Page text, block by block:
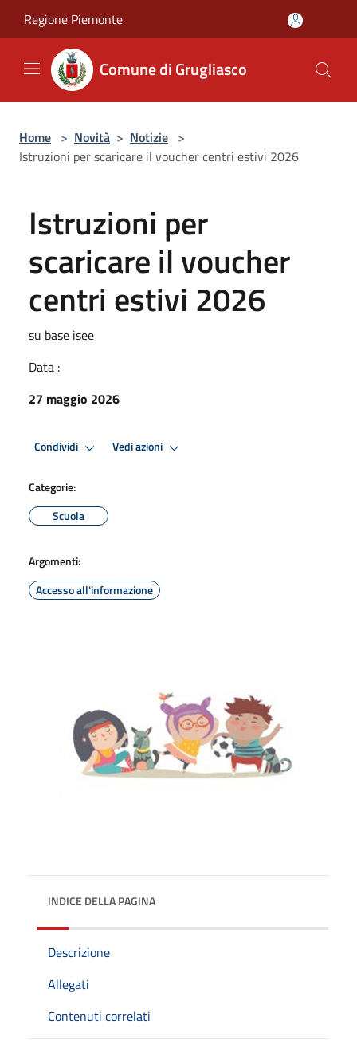
Regione Piemonte
Comune di Grugliasco
Home > Novità > Notizie >
Istruzioni per scaricare il voucher centri estivi 2026
Istruzioni per
scaricare il voucher
centri estivi 2026
su base isee
Data :
27 maggio 2026
Condividi Vedi azioni
Categorie:
Scuola
Argomenti:
Accesso all'informazione
INDICE DELLA PAGINA
Descrizione
Allegati
Contenuti correlati